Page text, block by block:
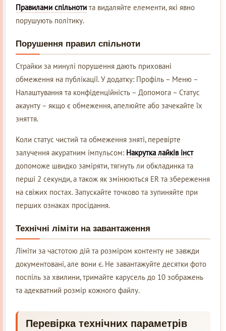
Правилами спільноти та видаляйте елементи, які явно
порушують політику.
Порушення правил спільноти
Страйки за минулі порушення дають приховані
обмеження на публікації. У додатку: Профіль – Меню –
Налаштування та конфіденційність – Допомога – Статус
акаунту – якщо є обмеження, апелюйте або зачекайте їх
зняття.
Коли статус чистий та обмеження зняті, перевірте
залучення акуратним імпульсом: Накрутка лайків інст
допоможе швидко заміряти, тягнуть ли обкладинка та
перші 2 секунди, а також як змінюються ER та збереження
на свіжих постах. Запускайте точково та зупиняйте при
перших ознаках просідання.
Технічні ліміти на завантаження
Ліміти за частотою дій та розміром контенту не завжди
документовані, але вони є. Не завантажуйте десятки фото
поспіль за хвилини, тримайте карусель до 10 зображень
та адекватний розмір кожного файлу.
Перевірка технічних параметрів